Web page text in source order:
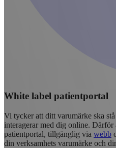
White label patientportal
Vi tycker att ditt varumärke ska
interagerar med dig online. Därför
patientportal, tillgänglig via webb
din verksamhets varumärke och